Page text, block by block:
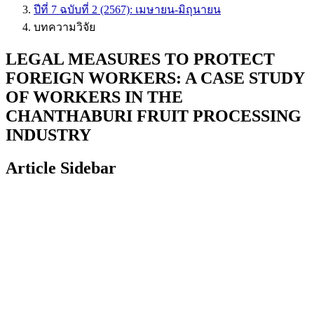
ปีที่ 7 ฉบับที่ 2 (2567): เมษายน-มิถุนายน
บทความวิจัย
LEGAL MEASURES TO PROTECT
FOREIGN WORKERS: A CASE STUDY
OF WORKERS IN THE
CHANTHABURI FRUIT PROCESSING
INDUSTRY
Article Sidebar